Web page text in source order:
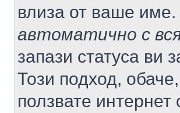
влиза от ваше
автоматично с
запази статуса ви
Този подход,
ползвате